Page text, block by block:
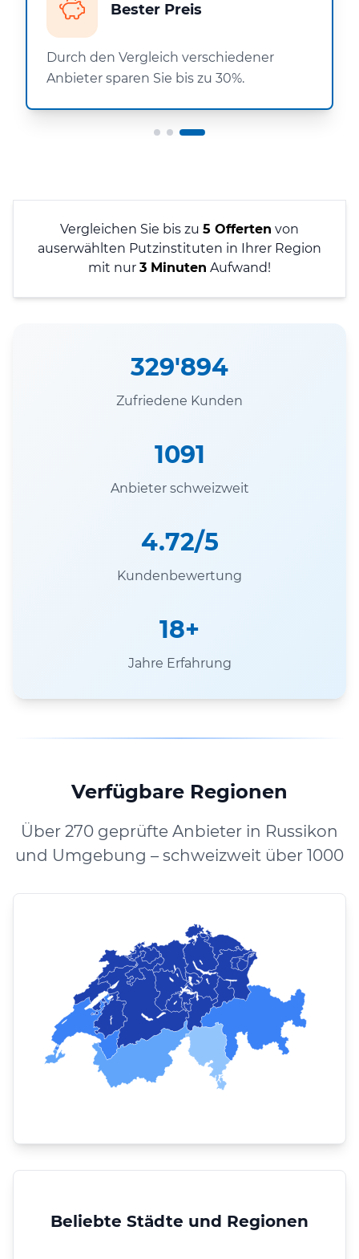
Bester Preis
Durch den Vergleich verschiedener
Anbieter sparen Sie bis zu 30%.
Vergleichen Sie bis zu 5 Offerten von
auserwählten Putzinstituten in Ihrer Region
mit nur 3 Minuten Aufwand!
329'894
Zufriedene Kunden
1091
Anbieter schweizweit
4.72/5
Kundenbewertung
18+
Jahre Erfahrung
Verfügbare Regionen
Über 270 geprüfte Anbieter in Russikon
und Umgebung – schweizweit über 1000
Beliebte Städte und Regionen